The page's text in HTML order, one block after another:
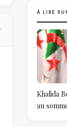
À LIRE
Khalida
au